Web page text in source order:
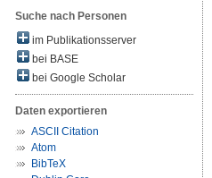
Suche nach Personen
im Publikationsserver
bei BASE
bei Google Scholar
Daten exportieren
ASCII Citation
Atom
BibTeX